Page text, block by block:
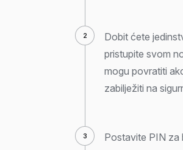
Dobit ćete
pristupite svom
mogu povratiti
zabilježiti na
Postavite PIN za